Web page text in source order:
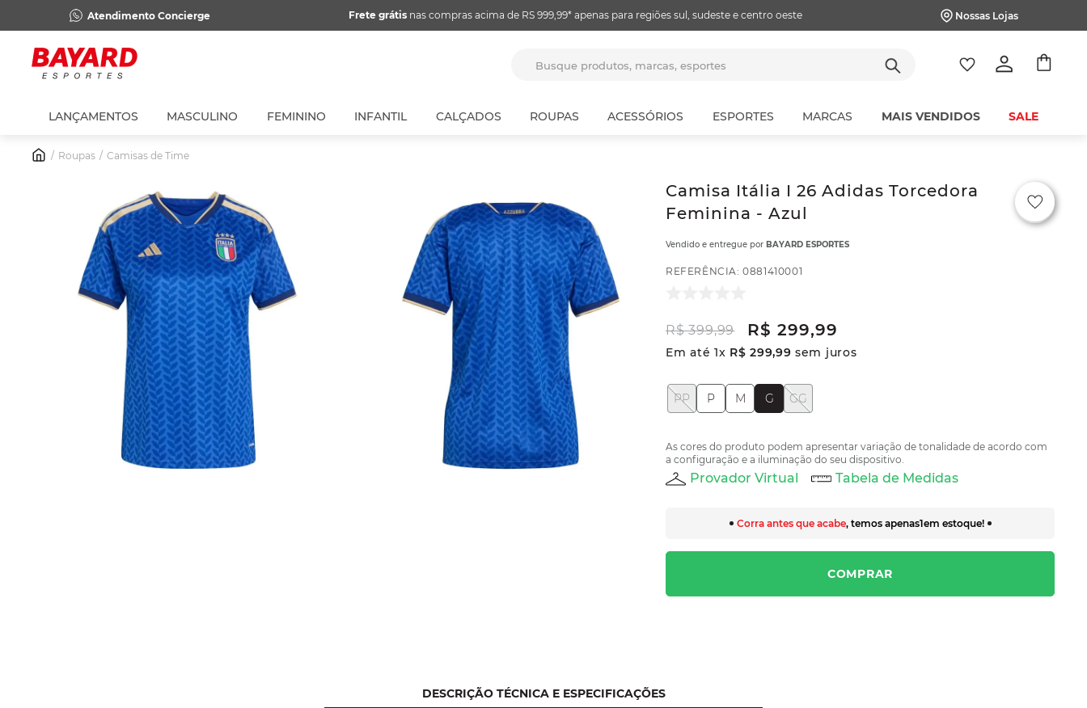
Atendimento Concierge Frete grátisnas compras acima de RS 999,99* apenas para regiões sul, sudeste e centro oeste Nossas Lojas
LANÇAMENTOS MASCULINO FEMININO INFANTIL CALÇADOS ROUPAS ACESSÓRIOS ESPORTES MARCAS MAIS VENDIDOS SALE
Roupas Camisas de Time
Camisa Itália I 26 Adidas Torcedora
Feminina - Azul
Vendido e entregue por BAYARD ESPORTES
REFERÊNCIA:0881410001
R$ 399,99 R$ 299,99
Em até 1x R$ 299,99 sem juros
G GG
M
P
PP
As cores do produto podem apresentar variação de tonalidade de acordo com
a configuração e a iluminação do seu dispositivo.
Provador Virtual Tabela de Medidas
Corra antes que acabe, temos apenas1em estoque!
COMPRAR
DESCRIÇÃO TÉCNICA E ESPECIFICAÇÕES